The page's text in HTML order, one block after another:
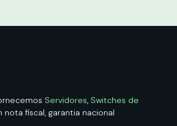
Servidores, Switches de
fiscal, garantia nacional